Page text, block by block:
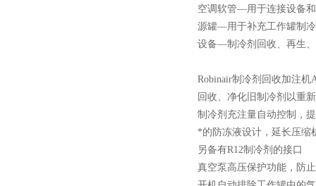
空调软管—用于连接设备
源罐—用于补充工作罐制
设备—制冷剂回收、再生
Robinair制冷剂回收加注机
回收、净化旧制冷剂以重
制冷剂充注量自动控制，
*的防冻液设计，延长压缩
另备有R12制冷剂的接口
真空泵高压保护功能，防